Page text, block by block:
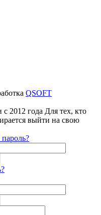
QSOFT
2012 года Для тех, кто
выйти на свою